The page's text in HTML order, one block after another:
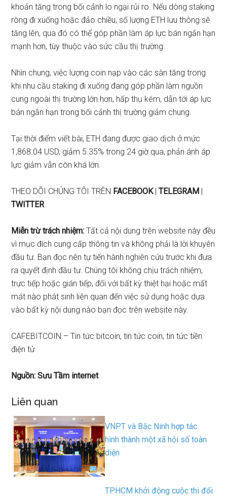
khoản tăng trong bối cảnh lo ngại rủi ro. Nếu dòng staking
ròng đi xuống hoặc đảo chiều, số lượng ETH lưu thông sẽ
tăng lên, qua đó có thể góp phần làm áp lực bán ngắn hạn
mạnh hơn, tùy thuộc vào sức cầu thị trường.
Nhìn chung, việc lượng coin nạp vào các sàn tăng trong
khi nhu cầu staking đi xuống đang góp phần làm nguồn
cung ngoài thị trường lớn hơn, hấp thụ kém, dẫn tới áp lực
bán ngắn hạn trong bối cảnh thị trường giảm chung.
Tại thời điểm viết bài, ETH đang được giao dịch ở mức
1,868.04 USD, giảm 5.35% trong 24 giờ qua, phản ánh áp
lực giảm vẫn còn khá lớn.
THEO DÕI CHÚNG TÔI TRÊN FACEBOOK|TELEGRAM |
TWITTER
Miễn trừ trách nhiệm: Tất cả nội dung trên website này đều
vì mục đích cung cấp thông tin và không phải là lời khuyên
đầu tư. Bạn đọc nên tự tiến hành nghiên cứu trước khi đưa
ra quyết định đầu tư. Chúng tôi không chịu trách nhiệm,
trực tiếp hoặc gián tiếp, đối với bất kỳ thiệt hại hoặc mất
mát nào phát sinh liên quan đến việc sử dụng hoặc dựa
vào bất kỳ nội dung nào bạn đọc trên website này.
CAFEBITCOIN – Tin tức bitcoin, tin tức coin, tin tức tiền
điện tử
Nguồn: Sưu Tầm internet
Liên quan
VNPT và Bắc Ninh hợp tác
hình thành một xã hội số toàn
diện
TPHCM khởi động cuộc thi đổi